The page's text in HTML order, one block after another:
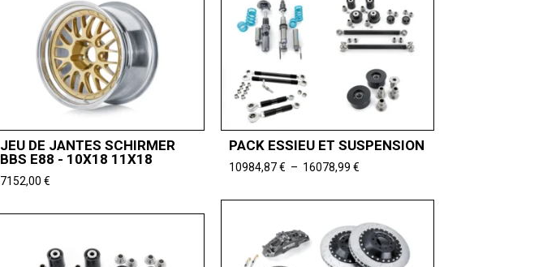
JEU DE JANTES SCHIRMER
BBS E88 - 10X18 11X18
7152,00 €
PACK ESSIEU ET SUSPENSION
10984,87€ – 16078,99€
prix :
à
16078,99 €